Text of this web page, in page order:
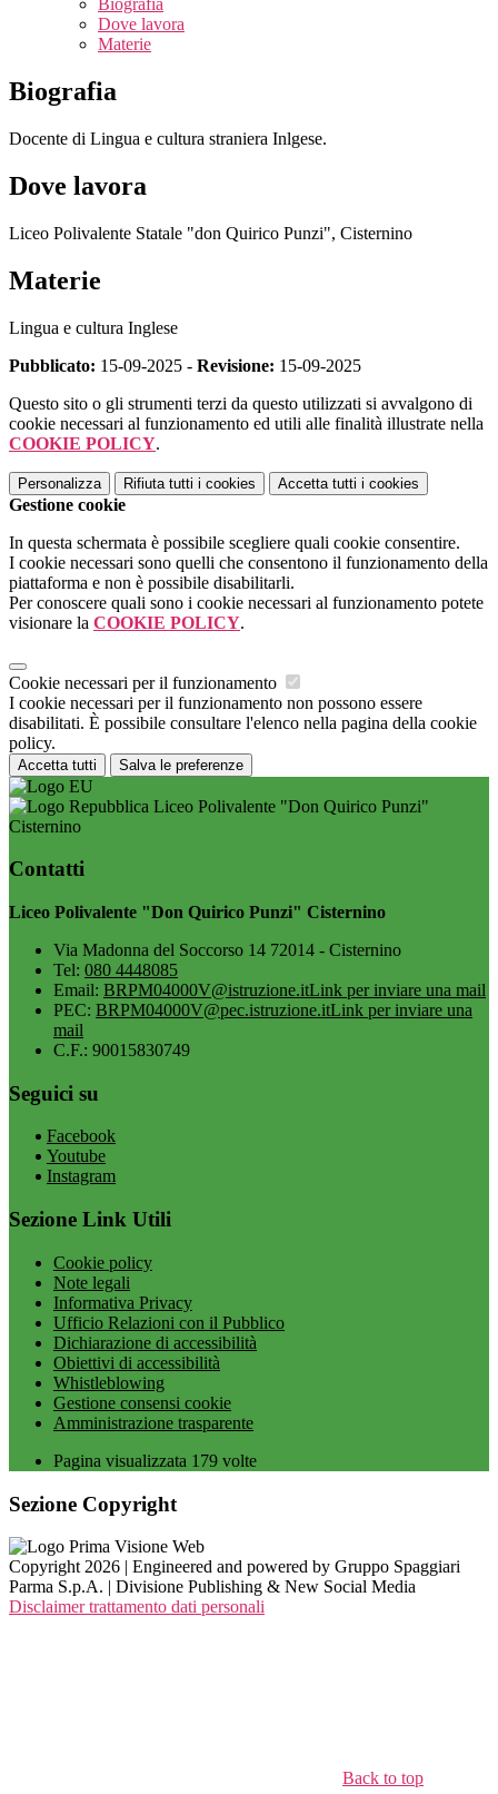
Biografia
Dove lavora
Materie
Biografia
Docente di Lingua e cultura straniera Inlgese.
Dove lavora
Liceo Polivalente Statale "don Quirico Punzi", Cisternino
Materie
Lingua e cultura Inglese
Pubblicato: 15-09-2025 - Revisione: 15-09-2025
Questo sito o gli strumenti terzi da questo utilizzati si avvalgono di
cookie necessari al funzionamento ed utili alle finalità illustrate nella
COOKIE POLICY.
Personalizza Rifiuta tutti i cookies Accetta tutti i cookies
Gestione cookie
In questa schermata è possibile scegliere quali cookie consentire.
I cookie necessari sono quelli che consentono il funzionamento della
piattaforma e non è possibile disabilitarli.
Per conoscere quali sono i cookie necessari al funzionamento potete
visionare la COOKIE POLICY.
Cookie necessari per il funzionamento
I cookie necessari per il funzionamento non possono essere
disabilitati. È possibile consultare l'elenco nella pagina della cookie
policy.
Accetta tutti Salva le preferenze
Liceo Polivalente "Don Quirico Punzi"
Cisternino
Contatti
Liceo Polivalente "Don Quirico Punzi" Cisternino
Via Madonna del Soccorso 14 72014 - Cisternino
Tel: 080 4448085
Email: BRPM04000V@istruzione.itLink per inviare una mail
PEC: BRPM04000V@pec.istruzione.itLink per inviare una
mail
C.F.: 90015830749
Seguici su
Facebook
Youtube
Instagram
Sezione Link Utili
Cookie policy
Note legali
Informativa Privacy
Ufficio Relazioni con il Pubblico
Dichiarazione di accessibilità
Obiettivi di accessibilità
Whistleblowing
Gestione consensi cookie
Amministrazione trasparente
Pagina visualizzata 179 volte
Sezione Copyright
Copyright 2026 | Engineered and powered by Gruppo Spaggiari
Parma S.p.A. | Divisione Publishing & New Social Media
Disclaimer trattamento dati personali
Back to top